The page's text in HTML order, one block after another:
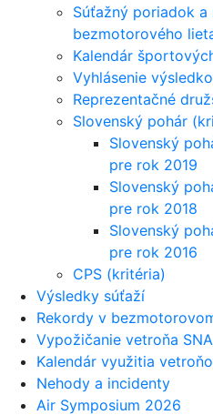
Súťažný poriadok
bezmotorového
Kalendár
Vyhlásenie
Reprezentačné
Slovenský pohár
Slovenský
pre rok 2019
Slovenský
pre rok 2018
Slovenský
pre rok 2016
CPS (kritéria)
Výsledky súťaží
Rekordy v
Vypožičanie vetroňa SNA
Kalendár využitia
Nehody a incidenty
Air Symposium 2026